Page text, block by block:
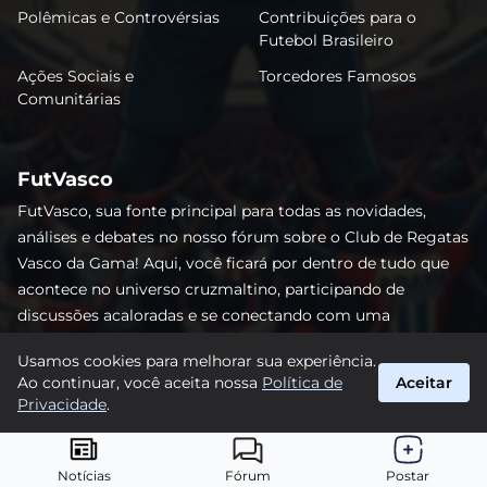
Notícias Fórum Postar
Polêmicas e Controvérsias
Contribuições para o
Futebol Brasileiro
Ações Sociais e
Comunitárias
Torcedores Famosos
FutVasco
FutVasco, sua fonte principal para todas as novidades,
análises e debates no nosso fórum sobre o Club de Regatas
Vasco da Gama! Aqui, você ficará por dentro de tudo que
acontece no universo cruzmaltino, participando de
discussões acaloradas e se conectando com uma
nenhum lance e acompanhe de perto o caminho do Vasco
rumo às vitórias! #Vasco #FutVasco
© 2026 FutVasco. Todos os direitos reservados.
Usamos cookies para melhorar sua experiência.
Ao continuar, você aceita nossa Política de
Privacidade.
Aceitar